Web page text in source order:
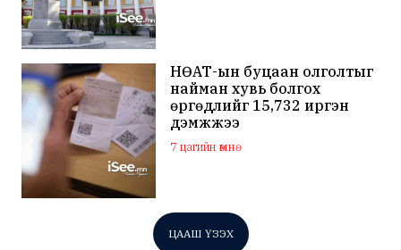
НӨАТ-ын буцаан олголтыг
найман хувь болгох
өргөдлийг 15,732 иргэн
дэмжжээ
7 цагийн өмнө
ЦААШ ҮЗЭХ